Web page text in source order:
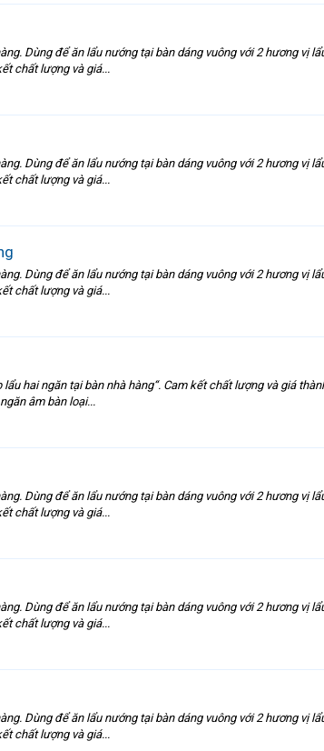
Dùng để ăn lẩu nướng tại bàn dáng vuông với 2 hương vị
chất lượng và giá...
Dùng để ăn lẩu nướng tại bàn dáng vuông với 2 hương vị
chất lượng và giá...
Dùng để ăn lẩu nướng tại bàn dáng vuông với 2 hương vị
chất lượng và giá...
hai ngăn tại bàn nhà hàng“. Cam kết chất lượng và giá
âm bàn loại...
Dùng để ăn lẩu nướng tại bàn dáng vuông với 2 hương vị
chất lượng và giá...
Dùng để ăn lẩu nướng tại bàn dáng vuông với 2 hương vị
chất lượng và giá...
Dùng để ăn lẩu nướng tại bàn dáng vuông với 2 hương vị
chất lượng và giá...